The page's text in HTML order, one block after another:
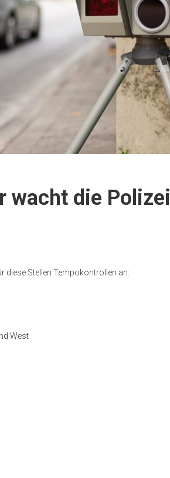
wacht die Polizei
diese Stellen Tempokontrollen an:
West